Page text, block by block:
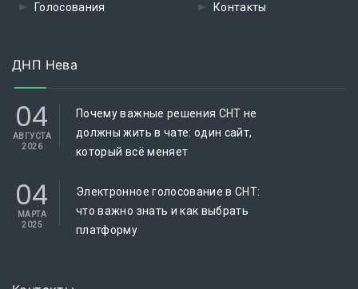
Голосования Контакты
ДНП Нева
04
АВГУСТА
2026
Почему важные решения СНТ не
должны жить в чате: один сайт,
который всё меняет
04
МАРТА
2025
Электронное голосование в СНТ:
что важно знать и как выбрать
платформу